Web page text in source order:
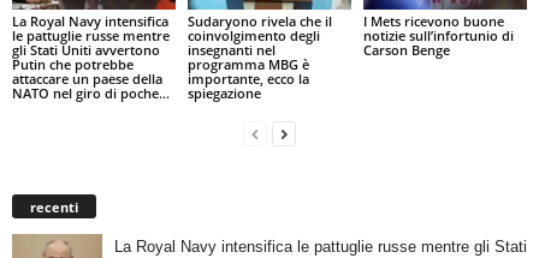
La Royal Navy intensifica
le pattuglie russe mentre
gli Stati Uniti avvertono
Putin che potrebbe
attaccare un paese della
NATO nel giro di poche...
Sudaryono rivela che il
coinvolgimento degli
insegnanti nel
programma MBG è
importante, ecco la
spiegazione
I Mets ricevono buone
notizie sull’infortunio di
Carson Benge
recenti
La Royal Navy intensifica le pattuglie russe mentre gli Stati